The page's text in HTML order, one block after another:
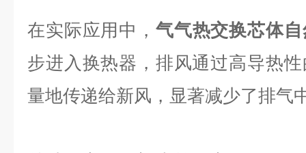
在实际应用中， 气气热交换芯体
步进入换热器，排风通过高导热
量地传递给新风，显著减少了排气